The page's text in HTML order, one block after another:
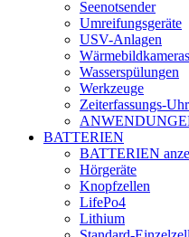
Seenotsender
Umreifungsgeräte
USV-Anlagen
Wärmebildkameras
Wasserspülungen
Werkzeuge
Zeiterfassungs-
BATTERIEN
BATTERIEN
Hörgeräte
Knopfzellen
LifePo4
Lithium